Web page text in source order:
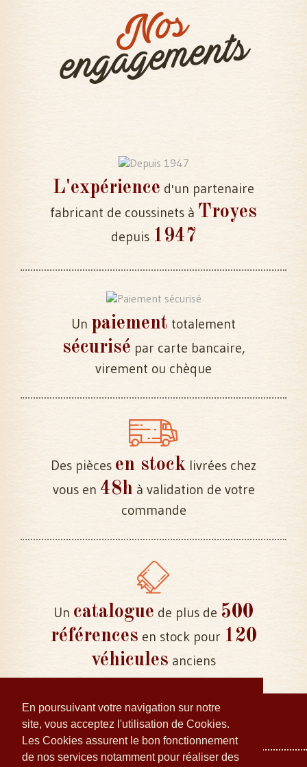
En poursuivant votre navigation sur notre
site, vous acceptez l'utilisation de Cookies.
Les Cookies assurent le bon fonctionnement
de nos services notamment pour réaliser des
Nos
engagements
L'expérience d'un partenaire
fabricant de coussinets à Troyes
depuis 1947
Un paiement totalement
sécurisé par carte bancaire,
virement ou chèque
Des pièces en stock livrées chez
vous en 48h à validation de votre
commande
Un catalogue de plus de 500
références en stock pour 120
véhicules anciens